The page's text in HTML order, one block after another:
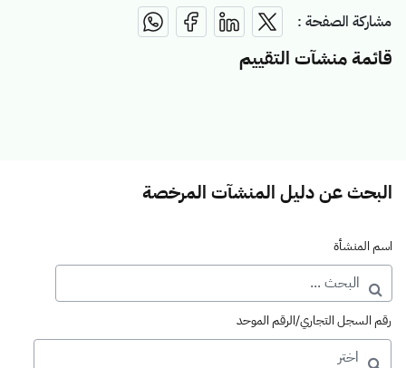
مشاركة الصفحة :
قائمة منشآت التقييم
البحث عن دليل المنشآت المرخصة
اسم المنشأة
رقم السجل التجاري/الرقم الموحد